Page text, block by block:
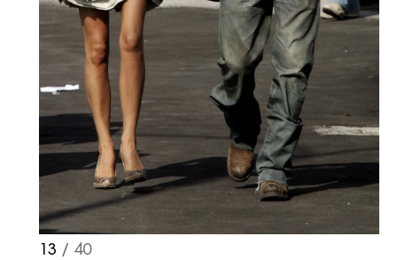
13 / 40